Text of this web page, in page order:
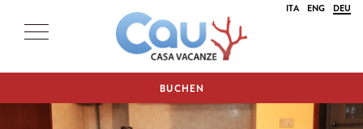
BUCHEN
ITA ENG DEU